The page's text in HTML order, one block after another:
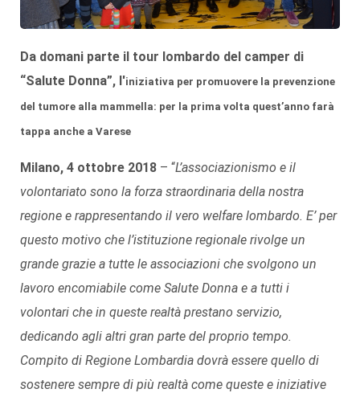
Da domani parte il tour lombardo del camper di
“Salute Donna”, l'iniziativa per promuovere la prevenzione
del tumore alla mammella: per la prima volta quest’anno farà
tappa anche a Varese
Milano, 4 ottobre 2018 – “L’associazionismo e il
volontariato sono la forza straordinaria della nostra
regione e rappresentando il vero welfare lombardo. E’ per
questo motivo che l’istituzione regionale rivolge un
grande grazie a tutte le associazioni che svolgono un
lavoro encomiabile come Salute Donna e a tutti i
volontari che in queste realtà prestano servizio,
dedicando agli altri gran parte del proprio tempo.
Compito di Regione Lombardia dovrà essere quello di
sostenere sempre di più realtà come queste e iniziative